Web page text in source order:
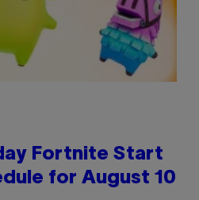
Fortnite Start
for August 10